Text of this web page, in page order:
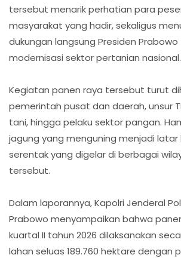
tersebut menarik perhatian para
masyarakat yang hadir, sekaligus
dukungan langsung Presiden
modernisasi sektor pertanian nasional.
Kegiatan panen raya tersebut turut
pemerintah pusat dan daerah, unsur
tani, hingga pelaku sektor pangan.
jagung yang menguning menjadi
serentak yang digelar di berbagai
tersebut.
Dalam laporannya, Kapolri Jenderal
Prabowo menyampaikan bahwa
kuartal II tahun 2026 dilaksanakan
lahan seluas 189.760 hektare dengan